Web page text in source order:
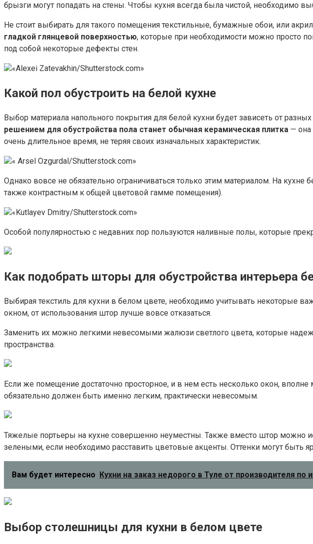
брызги могут попадать на стены. Чтобы кухня всегда была чистой, необходимо
Не стоит выбирать для такого помещения текстильные, бумажные обои, или
гладкой глянцевой поверхностью, которые при необходимости можно просто
под собой некоторые дефекты стен.
«Alexei Zatevakhin/Shutterstock.com»
Какой пол обустроить на белой кухне
Выбор материала напольного покрытия для белой кухни будет зависеть от
решением для обустройства пола станет обычная керамическая плитка — она
очень длительное время, не теряя своих изначальных характеристик.
« Arsel Ozgurdal/Shutterstock.com»
Однако вовсе не обязательно ограничиваться только этим материалом. На
также контрастным к общей цветовой гамме помещения).
«Kutlayev Dmitry/Shutterstock.com»
Особой популярностью с недавних пор пользуются наливные полы, которые
Как подобрать шторы для обустройства интерьера
Выбирая текстиль для кухни в белом цвете, необходимо учитывать
окном, от использования штор лучше вовсе отказаться.
Заменить их можно легкими невесомыми жалюзи светлого цвета, которые
пространства.
Если же помещение достаточно просторное, и в нем есть несколько окон,
обязательно должен быть именно легким, практически невесомым.
Тяжелые портьеры на кухне совершенно неуместны. Также вместо штор можно
зелеными, если необходимо расставить цветовые акценты. Оттенки могут
Вам будет интересно Кухни на заказ недорого в Туле от производителя
Выбор столешницы для кухни в белом цвете